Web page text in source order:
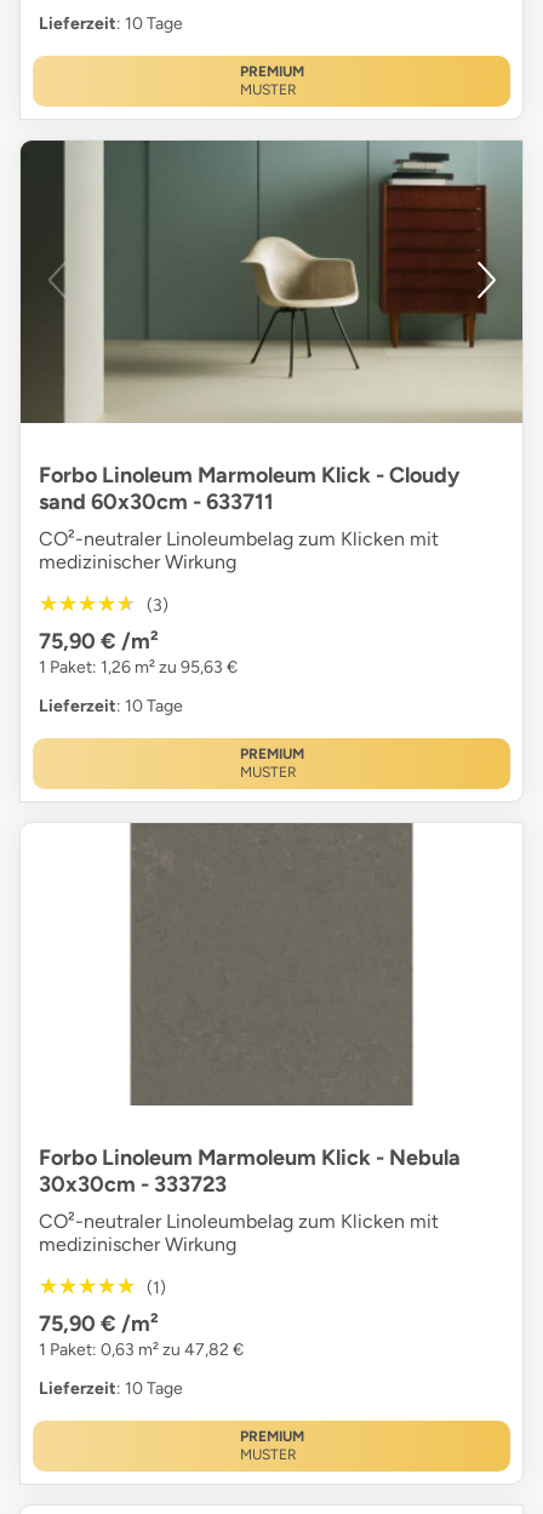
Lieferzeit: 10 Tage
PREMIUM
MUSTER
Forbo Linoleum Marmoleum Klick - Cloudy
sand 60x30cm - 633711
CO²-neutraler Linoleumbelag zum Klicken mit
medizinischer Wirkung
★★★★★
★★★★★ (3)
75,90 € /m²
1 Paket: 1,26 m² zu 95,63 €
Lieferzeit: 10 Tage
PREMIUM
MUSTER
Forbo Linoleum Marmoleum Klick - Nebula
30x30cm - 333723
CO²-neutraler Linoleumbelag zum Klicken mit
medizinischer Wirkung
★★★★★
★★★★★ (1)
75,90 € /m²
1 Paket: 0,63 m² zu 47,82 €
Lieferzeit: 10 Tage
PREMIUM
MUSTER